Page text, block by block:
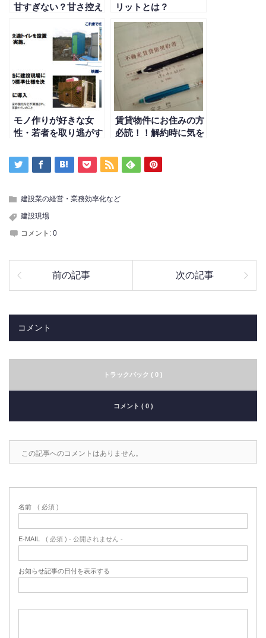
甘すぎない？甘さ控え
リットとは？
モノ作りが好きな女
性・若者を取り逃がす
れていきます
賃貸物件にお住みの方
必読！！解約時に気を
建設業の経営・業務効率化など
建設現場
コメント: 0
前の記事 次の記事
コメント
トラックバック ( 0 )
コメント ( 0 )
この記事へのコメントはありません。
名前 ( 必須 )
E-MAIL ( 必須 ) - 公開されません -
お知らせ記事の日付を表示する